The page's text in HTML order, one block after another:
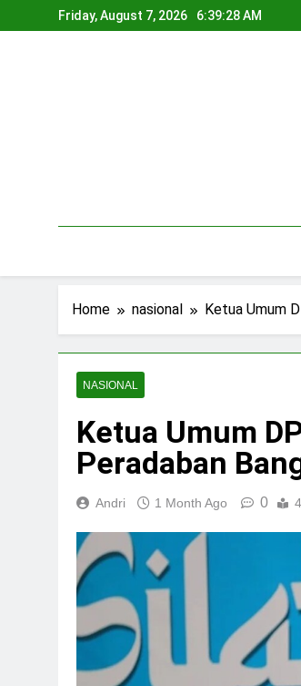
to
Friday, August 7, 2026 6:39:29 AM
Home nasional Ketua Umum
NASIONAL
Ketua Umum
Peradaban
Andri 1 Month Ago 0